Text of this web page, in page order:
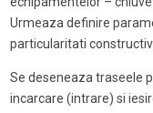
Urmeaza definire
particularitati
Se deseneaza traseele
incarcare (intrare) si